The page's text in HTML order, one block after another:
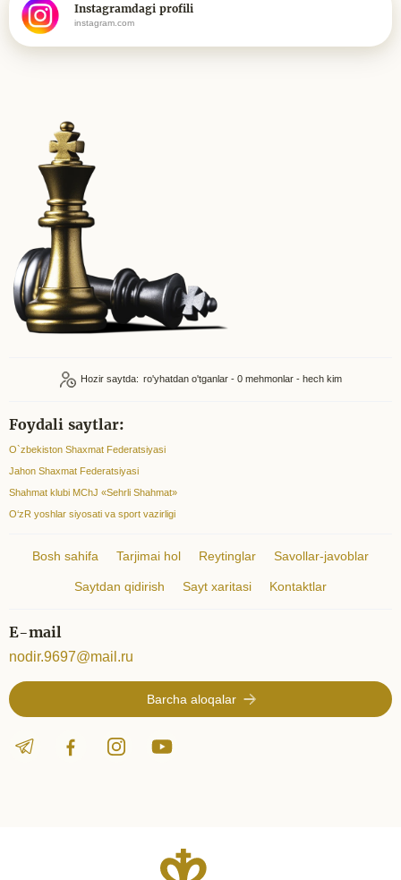
Instagramdagi profili
instagram.com
Hozir saytda: ro'yhatdan o'tganlar - 0 mehmonlar - hech kim
Foydali saytlar:
O`zbekiston Shaxmat Federatsiyasi
Jahon Shaxmat Federatsiyasi
Shahmat klubi MChJ «Sehrli Shahmat»
O‘zR yoshlar siyosati va sport vazirligi
Bosh sahifa Tarjimai hol Reytinglar Savollar-javoblar
Saytdan qidirish Sayt xaritasi Kontaktlar
E-mail
nodir.9697@mail.ru
Barcha aloqalar